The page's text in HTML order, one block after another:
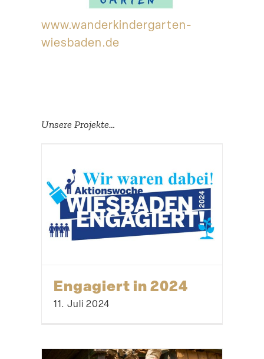
Suche
www​.wander​kin​der​garten​-
wiesbaden​.de
Unsere Projekte…
Engagiert in 2024
11. Juli 2024